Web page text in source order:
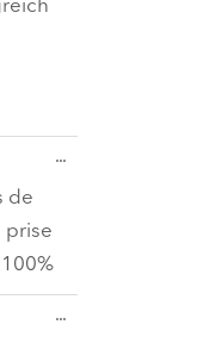
de
prise
...Diese
...Diese